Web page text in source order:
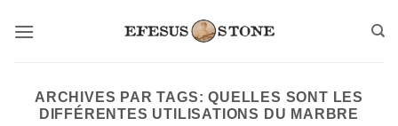
ARCHIVES PAR TAGS:QUELLES SONT LES
DIFFÉRENTES UTILISATIONS DU MARBRE